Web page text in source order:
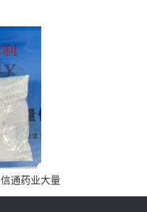
通药业大量